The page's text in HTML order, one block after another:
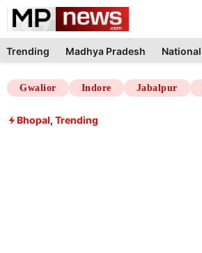
Skip
content
Trending Madhya Pradesh National
Gwalior Indore Jabalpur
Bhopal, Trending